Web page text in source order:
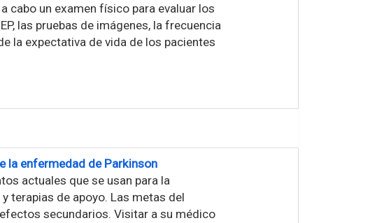
cabo un examen físico para evaluar los
las pruebas de imágenes, la frecuencia
la expectativa de vida de los pacientes
la enfermedad de Parkinson
actuales que se usan para la
terapias de apoyo. Las metas del
secundarios. Visitar a su médico